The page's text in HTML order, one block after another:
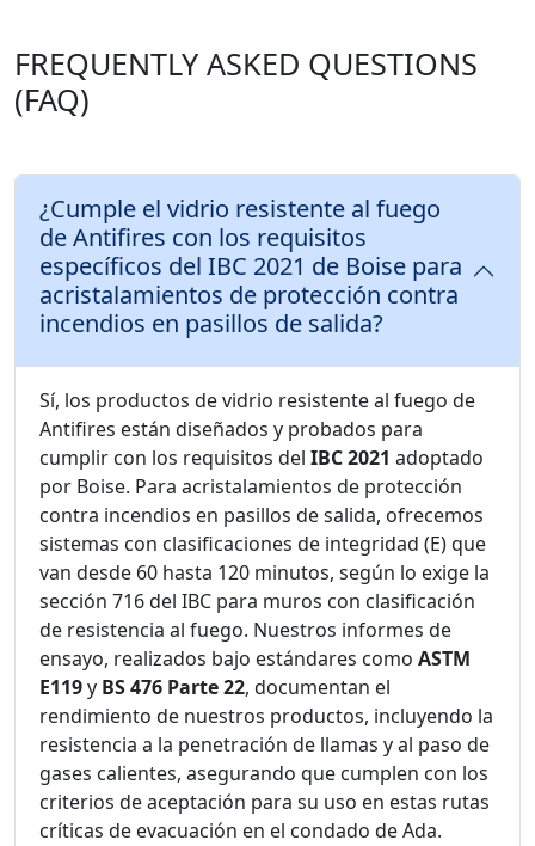
FREQUENTLY ASKED QUESTIONS
(FAQ)
¿Cumple el vidrio resistente al fuego
de Antifires con los requisitos
específicos del IBC 2021 de Boise para
acristalamientos de protección contra
incendios en pasillos de salida?
Sí, los productos de vidrio resistente al fuego de
Antifires están diseñados y probados para
cumplir con los requisitos del IBC 2021 adoptado
por Boise. Para acristalamientos de protección
contra incendios en pasillos de salida, ofrecemos
sistemas con clasificaciones de integridad (E) que
van desde 60 hasta 120 minutos, según lo exige la
sección 716 del IBC para muros con clasificación
de resistencia al fuego. Nuestros informes de
ensayo, realizados bajo estándares como ASTM
E119y BS 476 Parte 22, documentan el
rendimiento de nuestros productos, incluyendo la
resistencia a la penetración de llamas y al paso de
gases calientes, asegurando que cumplen con los
criterios de aceptación para su uso en estas rutas
críticas de evacuación en el condado de Ada.